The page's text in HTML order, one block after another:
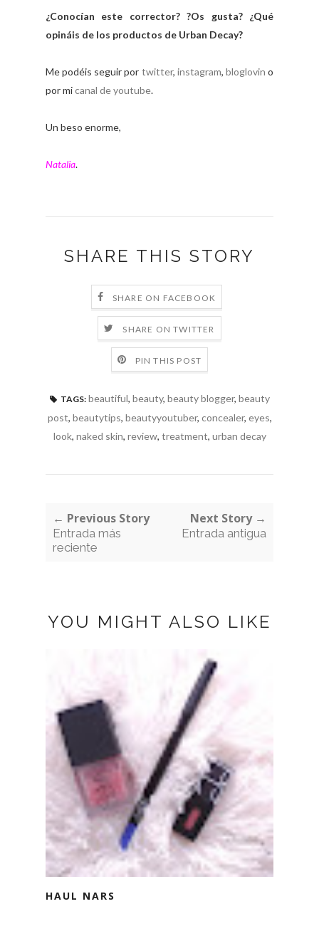
¿Conocían este corrector? ?Os gusta? ¿Qué
opináis de los productos de Urban Decay?
Me podéis seguir por twitter, instagram, bloglovin o
por micanal de youtube.
Un beso enorme,
Natalia.
SHARE THIS STORY
SHARE ON FACEBOOK
SHARE ON TWITTER
PIN THIS POST
TAGS: beautiful, beauty, beauty blogger, beauty
post, beautytips, beautyyoutuber, concealer, eyes,
look, naked skin, review, treatment, urban decay
← Previous Story
Entrada más
reciente
Next Story →
Entrada antigua
YOU MIGHT ALSO LIKE
HAUL NARS